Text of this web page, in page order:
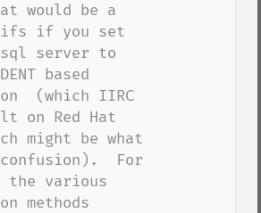
would be a
ifs if you set
server to
based
(which IIRC
on Red Hat
might be what
For
the various
methods